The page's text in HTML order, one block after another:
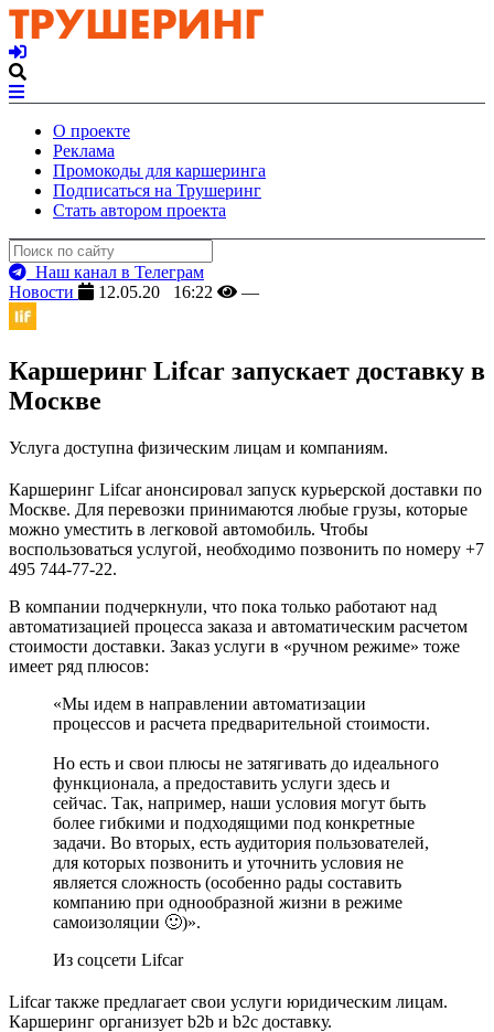
О проекте
Реклама
Промокоды для каршеринга
Подписаться на Трушеринг
Стать автором проекта
Наш канал в Телеграм
Новости
12.05.20 16:22 —
Каршеринг Lifcar запускает доставку в
Москве
Услуга доступна физическим лицам и компаниям.
Каршеринг Lifcar анонсировал запуск курьерской доставки по
Москве. Для перевозки принимаются любые грузы, которые
можно уместить в легковой автомобиль. Чтобы
воспользоваться услугой, необходимо позвонить по номеру +7
495 744-77-22.
В компании подчеркнули, что пока только работают над
автоматизацией процесса заказа и автоматическим расчетом
стоимости доставки. Заказ услуги в «ручном режиме» тоже
имеет ряд плюсов:
«Мы идем в направлении автоматизации
процессов и расчета предварительной стоимости.
Но есть и свои плюсы не затягивать до идеального
функционала, а предоставить услуги здесь и
сейчас. Так, например, наши условия могут быть
более гибкими и подходящими под конкретные
задачи. Во вторых, есть аудитория пользователей,
для которых позвонить и уточнить условия не
является сложность (особенно рады составить
компанию при однообразной жизни в режиме
самоизоляции 🙂)».
Из соцсети Lifcar
Lifcar также предлагает свои услуги юридическим лицам.
Каршеринг организует b2b и b2c доставку.